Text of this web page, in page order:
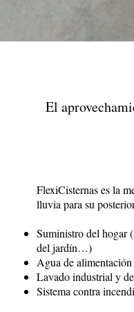
El
FlexiCisternas es la
lluvia para su
Suministro del hogar
del jardín…)
Agua de
Lavado industrial y
Sistema contra